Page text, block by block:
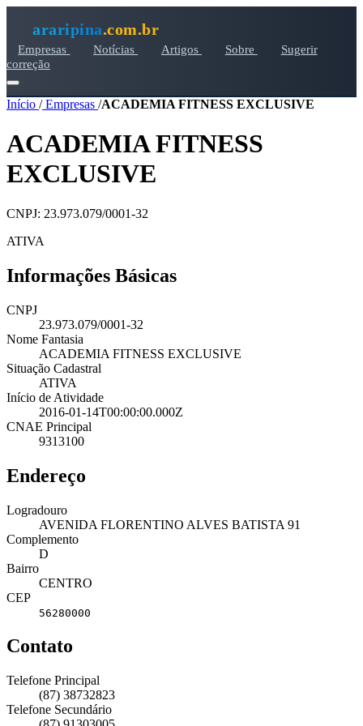
araripina.com.br
Empresas Notícias Artigos Sobre
Sugerir
correção
Início /Empresas /ACADEMIA FITNESS EXCLUSIVE
ACADEMIA FITNESS
EXCLUSIVE
CNPJ: 23.973.079/0001-32
ATIVA
Informações Básicas
CNPJ
23.973.079/0001-32
Nome Fantasia
ACADEMIA FITNESS EXCLUSIVE
Situação Cadastral
ATIVA
Início de Atividade
2016-01-14T00:00:00.000Z
CNAE Principal
9313100
Endereço
Logradouro
AVENIDA FLORENTINO ALVES BATISTA 91
Complemento
D
Bairro
CENTRO
CEP
56280000
Contato
Telefone Principal
(87) 38732823
Telefone Secundário